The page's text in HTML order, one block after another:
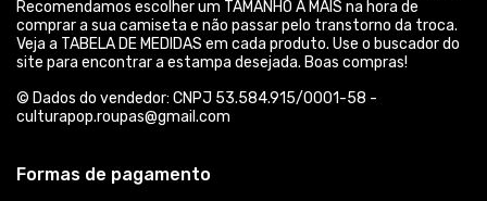
Recomendamos escolher um TAMANHO A MAIS na hora de
comprar a sua camiseta e não passar pelo transtorno da troca.
Veja a TABELA DE MEDIDAS em cada produto. Use o buscador do
site para encontrar a estampa desejada. Boas compras!
© Dados do vendedor: CNPJ 53.584.915/0001-58 -
culturapop.roupas@gmail.com
Formas de pagamento